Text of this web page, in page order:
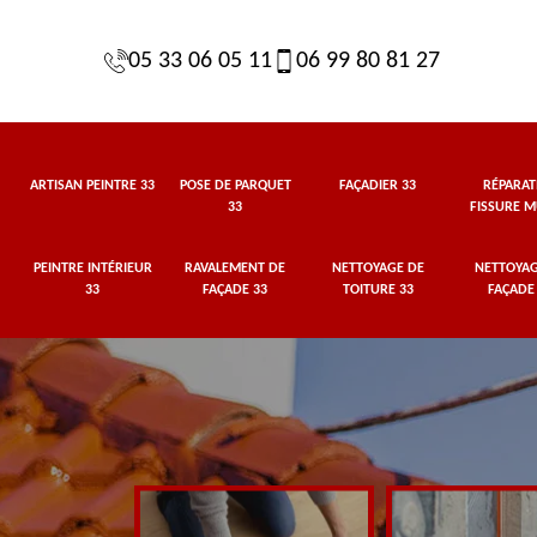
05 33 06 05 11 06 99 80 81 27
ARTISAN PEINTRE 33
POSE DE PARQUET
33
FAÇADIER 33
FISSURE
PEINTRE INTÉRIEUR
33
RAVALEMENT DE
FAÇADE 33
NETTOYAGE DE
TOITURE 33